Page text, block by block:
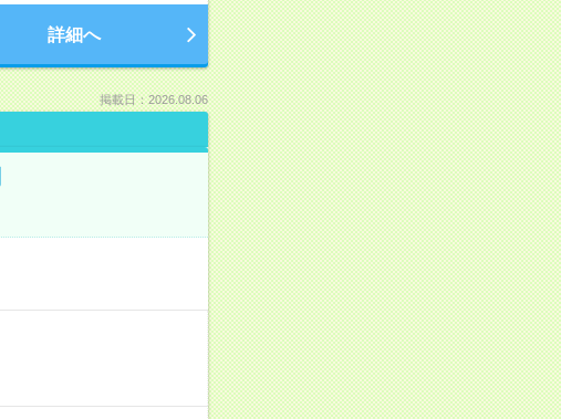
詳細へ
掲載日：2026.08.06